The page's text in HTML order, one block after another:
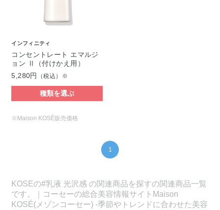
インフィニティ
コンセントレート エマルジ
ョン Ⅱ（付けかえ用）
5,280円
（税込）※
種類を選ぶ
※Maison KOSÉ販売価格
1
KOSEの#乳液 光沢感 の関連商品を探すの関連商品一覧
です。｜コーセーの総合美容情報サイトMaison
KOSÉ(メゾンコーセー) -季節やトレンドに合わせた美容